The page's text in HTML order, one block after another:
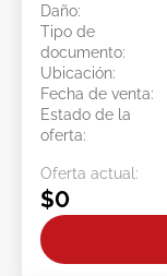
Daño:
Tipo de
documento:
Ubicación:
Fecha de venta:
Estado de la
oferta:
Oferta actual:
$0